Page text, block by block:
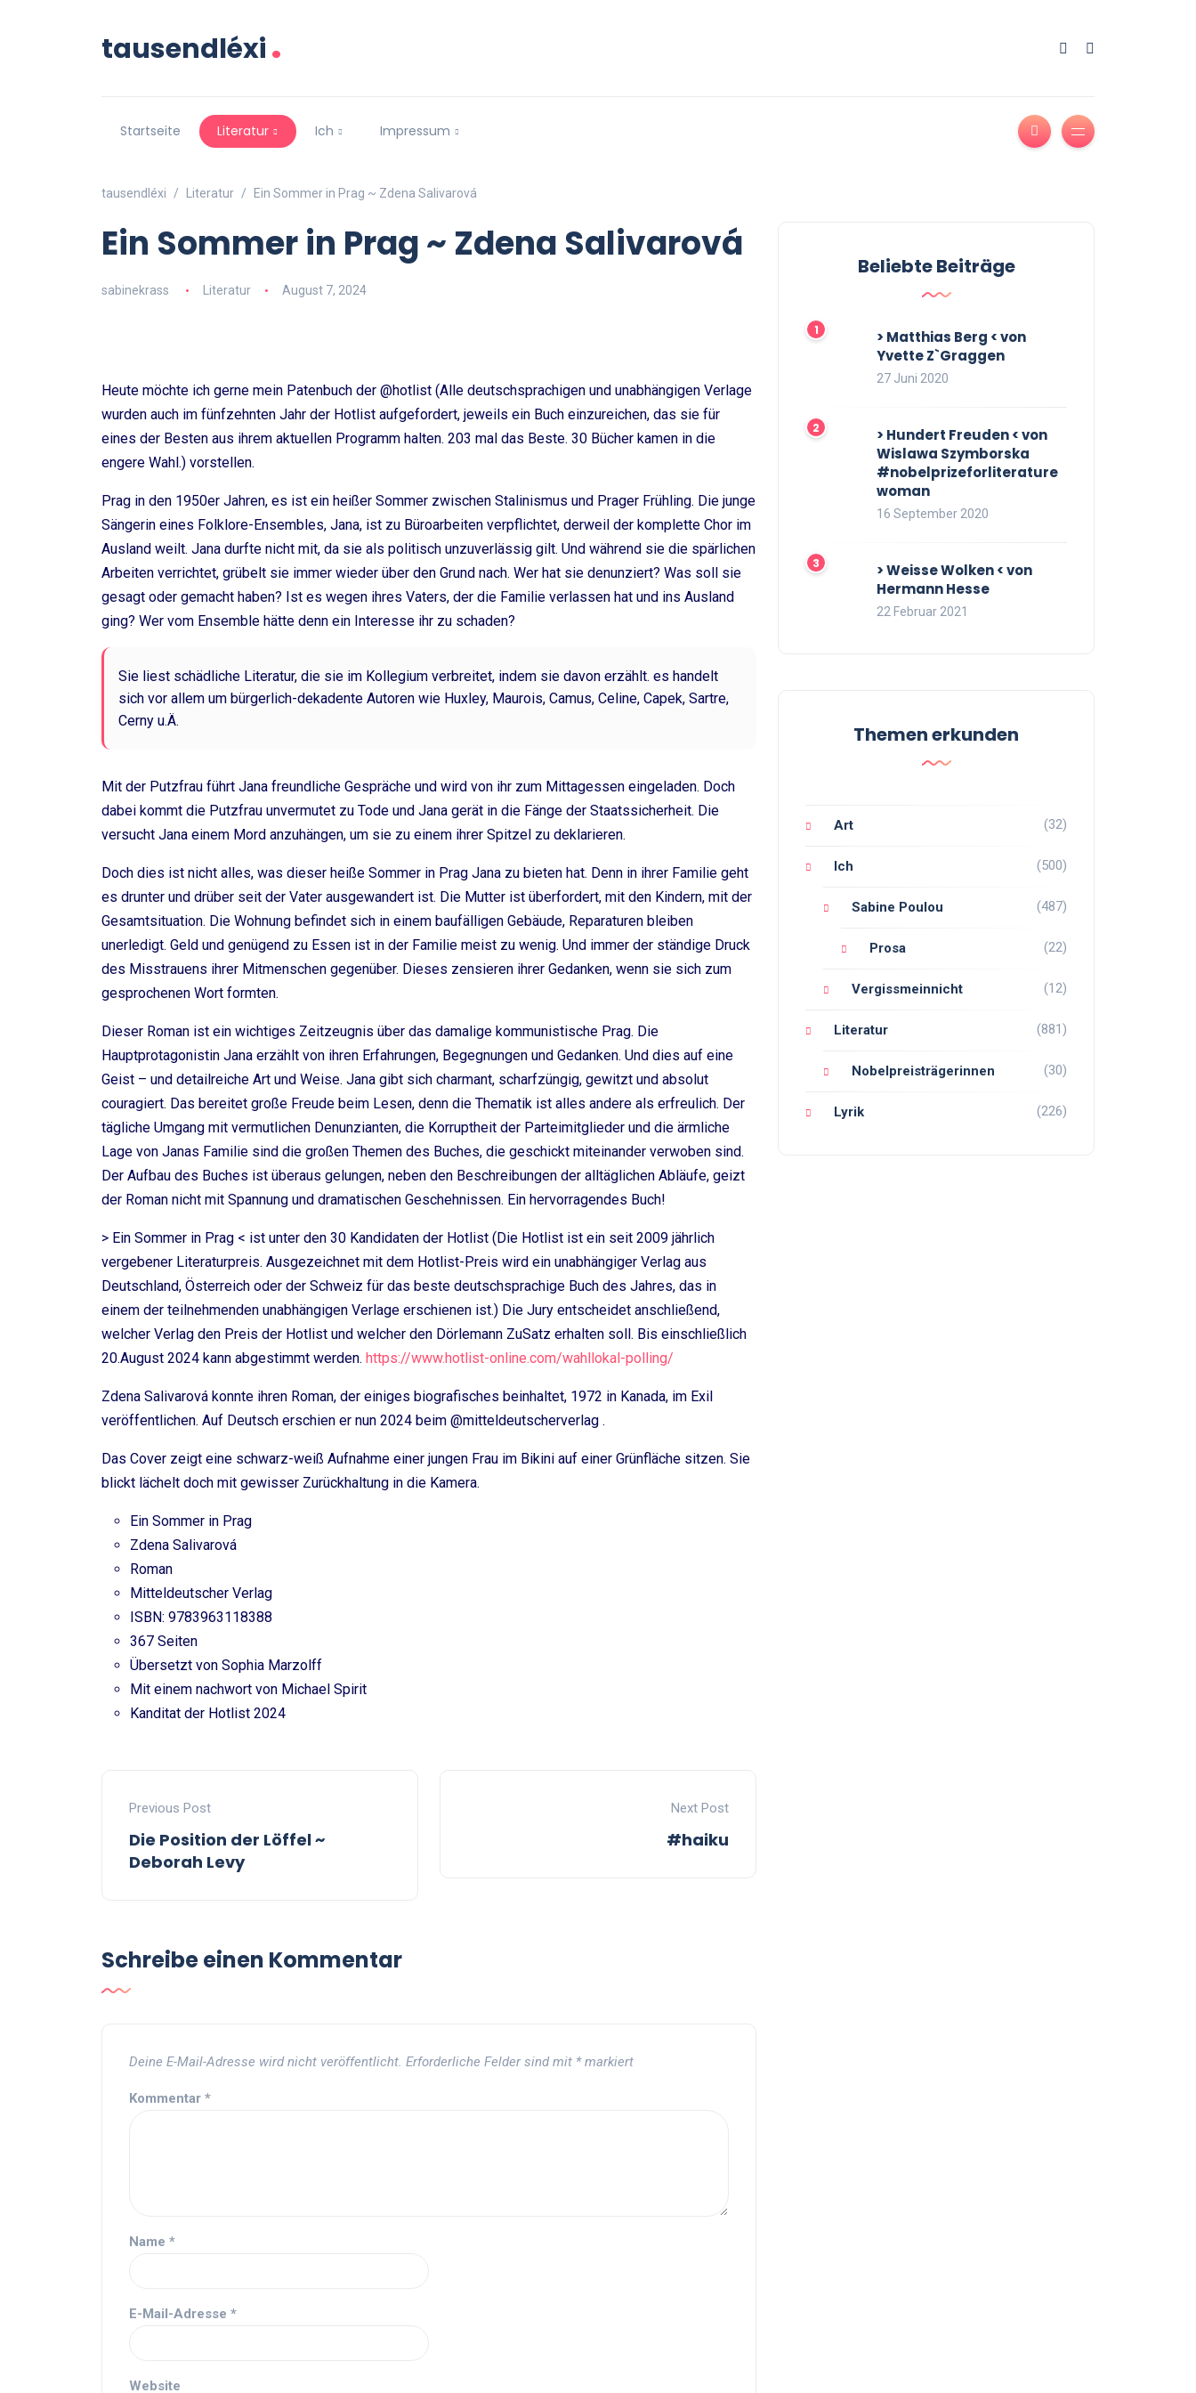
tausendléxi.
Startseite Literatur Ich Impressum
tausendléxi Literatur Ein Sommer in Prag ~ Zdena Salivarová
Ein Sommer in Prag ~ Zdena Salivarová
sabinekrass Literatur August 7, 2024
Heute möchte ich gerne mein Patenbuch der @hotlist (Alle deutschsprachigen und unabhängigen Verlage
wurden auch im fünfzehnten Jahr der Hotlist aufgefordert, jeweils ein Buch einzureichen, das sie für
eines der Besten aus ihrem aktuellen Programm halten. 203 mal das Beste. 30 Bücher kamen in die
engere Wahl.) vorstellen.
Prag in den 1950er Jahren, es ist ein heißer Sommer zwischen Stalinismus und Prager Frühling. Die junge
Sängerin eines Folklore-Ensembles, Jana, ist zu Büroarbeiten verpflichtet, derweil der komplette Chor im
Ausland weilt. Jana durfte nicht mit, da sie als politisch unzuverlässig gilt. Und während sie die spärlichen
Arbeiten verrichtet, grübelt sie immer wieder über den Grund nach. Wer hat sie denunziert? Was soll sie
gesagt oder gemacht haben? Ist es wegen ihres Vaters, der die Familie verlassen hat und ins Ausland
ging? Wer vom Ensemble hätte denn ein Interesse ihr zu schaden?
Sie liest schädliche Literatur, die sie im Kollegium verbreitet, indem sie davon erzählt. es handelt
sich vor allem um bürgerlich-dekadente Autoren wie Huxley, Maurois, Camus, Celine, Capek, Sartre,
Cerny u.Ä.
Mit der Putzfrau führt Jana freundliche Gespräche und wird von ihr zum Mittagessen eingeladen. Doch
dabei kommt die Putzfrau unvermutet zu Tode und Jana gerät in die Fänge der Staatssicherheit. Die
versucht Jana einem Mord anzuhängen, um sie zu einem ihrer Spitzel zu deklarieren.
Doch dies ist nicht alles, was dieser heiße Sommer in Prag Jana zu bieten hat. Denn in ihrer Familie geht
es drunter und drüber seit der Vater ausgewandert ist. Die Mutter ist überfordert, mit den Kindern, mit der
Gesamtsituation. Die Wohnung befindet sich in einem baufälligen Gebäude, Reparaturen bleiben
unerledigt. Geld und genügend zu Essen ist in der Familie meist zu wenig. Und immer der ständige Druck
des Misstrauens ihrer Mitmenschen gegenüber. Dieses zensieren ihrer Gedanken, wenn sie sich zum
gesprochenen Wort formten.
Dieser Roman ist ein wichtiges Zeitzeugnis über das damalige kommunistische Prag. Die
Hauptprotagonistin Jana erzählt von ihren Erfahrungen, Begegnungen und Gedanken. Und dies auf eine
Geist – und detailreiche Art und Weise. Jana gibt sich charmant, scharfzüngig, gewitzt und absolut
couragiert. Das bereitet große Freude beim Lesen, denn die Thematik ist alles andere als erfreulich. Der
tägliche Umgang mit vermutlichen Denunzianten, die Korruptheit der Parteimitglieder und die ärmliche
Lage von Janas Familie sind die großen Themen des Buches, die geschickt miteinander verwoben sind.
Der Aufbau des Buches ist überaus gelungen, neben den Beschreibungen der alltäglichen Abläufe, geizt
der Roman nicht mit Spannung und dramatischen Geschehnissen. Ein hervorragendes Buch!
> Ein Sommer in Prag < ist unter den 30 Kandidaten der Hotlist (Die Hotlist ist ein seit 2009 jährlich
vergebener Literaturpreis. Ausgezeichnet mit dem Hotlist-Preis wird ein unabhängiger Verlag aus
Deutschland, Österreich oder der Schweiz für das beste deutschsprachige Buch des Jahres, das in
einem der teilnehmenden unabhängigen Verlage erschienen ist.) Die Jury entscheidet anschließend,
welcher Verlag den Preis der Hotlist und welcher den Dörlemann ZuSatz erhalten soll. Bis einschließlich
20.August 2024 kann abgestimmt werden. https://www.hotlist-online.com/wahllokal-polling/
Zdena Salivarová konnte ihren Roman, der einiges biografisches beinhaltet, 1972 in Kanada, im Exil
veröffentlichen. Auf Deutsch erschien er nun 2024 beim @mitteldeutscherverlag .
Das Cover zeigt eine schwarz-weiß Aufnahme einer jungen Frau im Bikini auf einer Grünfläche sitzen. Sie
blickt lächelt doch mit gewisser Zurückhaltung in die Kamera.
Ein Sommer in Prag
Zdena Salivarová
Roman
Mitteldeutscher Verlag
ISBN: 9783963118388
367 Seiten
Übersetzt von Sophia Marzolff
Mit einem nachwort von Michael Spirit
Kanditat der Hotlist 2024
Previous Post
Die Position der Löffel ~
Deborah Levy
Next Post
#haiku
Schreibe einen Kommentar
Deine E-Mail-Adresse wird nicht veröffentlicht. Erforderliche Felder sind mit *markiert
Kommentar *
Name *
E-Mail-Adresse *
Website
Beliebte Beiträge
> Matthias Berg < von
Yvette Z`Graggen
27 Juni 2020
> Hundert Freuden < von
Wislawa Szymborska
#nobelprizeforliterature
woman
16 September 2020
> Weisse Wolken < von
Hermann Hesse
22 Februar 2021
Themen erkunden
Art (32)
Ich (500)
Sabine Poulou (487)
Prosa (22)
Vergissmeinnicht (12)
Literatur (881)
Nobelpreisträgerinnen (30)
Lyrik (226)